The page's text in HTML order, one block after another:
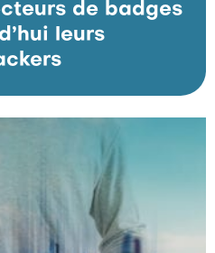
de badges
leurs